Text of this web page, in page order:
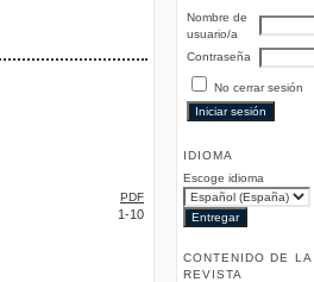
Nombre de
usuario/a
Contraseña
No cerrar sesión
IDIOMA
Escoge idioma
CONTENIDO DE LA
REVISTA
PDF
1-10